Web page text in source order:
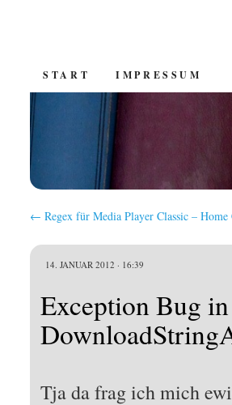
SKIP
CONTENT
START IMPRESSUM
← Regex für Media Player Classic – Home
14. JANUAR 2012 · 16:39
Exception Bug
Tja da frag ich mich